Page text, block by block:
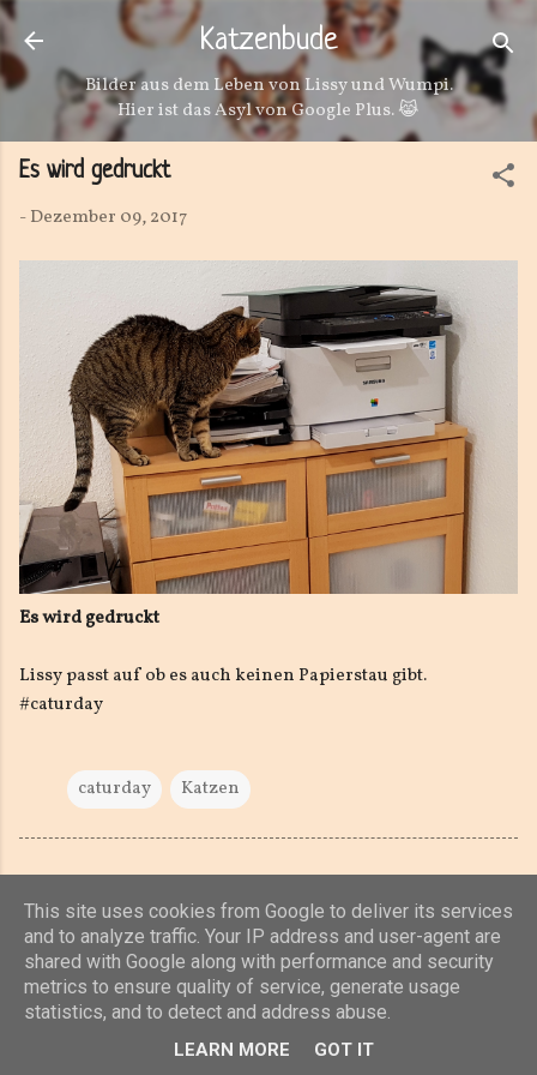
Direkt zum Hauptbereich
Katzenbude
Bilder aus dem Leben von Lissy und Wumpi.
Hier ist das Asyl von Google Plus. 😹
Es wird gedruckt
-Dezember 09, 2017
Es wird gedruckt
Lissy passt auf ob es auch keinen Papierstau gibt.
#caturday
caturday Katzen
Powered by Blogger
This site uses cookies from Google to deliver its services
and to analyze traffic. Your IP address and user-agent are
shared with Google along with performance and security
metrics to ensure quality of service, generate usage
statistics, and to detect and address abuse.
LEARN MORE GOT IT